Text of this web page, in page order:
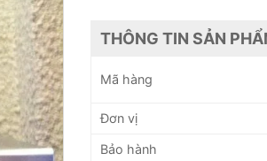
THÔNG TIN SẢN
Mã hàng
Đơn vị
Bảo hành